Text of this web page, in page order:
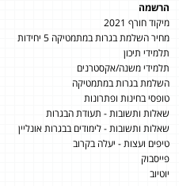
הרשמה
מיקוד חורף 2021
מחיר השלמת בגרות במתמטיקה 5 יחידות
תלמידי תיכון
תלמידי משנה/אקסטרנים
השלמת בגרות במתמטיקה
טופסי בחינות ופתרונות
שאלות ותשובות - תעודת הבגרות
שאלות ותשובות - לימודים בבגרות אונליין
טיפים ועצות - יעלה בקרוב
פייסבוק
יוטיוב